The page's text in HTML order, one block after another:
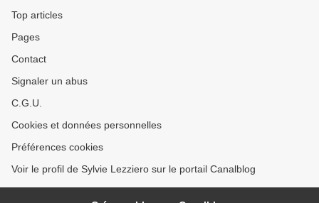
Top articles
Pages
Contact
Signaler un abus
C.G.U.
Cookies et données personnelles
Préférences cookies
Voir le profil de Sylvie Lezziero sur le portail Canalblog